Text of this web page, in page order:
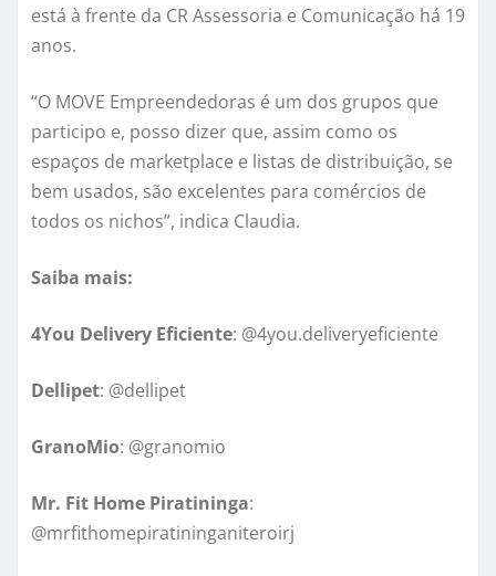
está à frente da CR Assessoria e Comunicação há 19
anos.
“O MOVE Empreendedoras é um dos grupos que
participo e, posso dizer que, assim como os
espaços de marketplace e listas de distribuição, se
bem usados, são excelentes para comércios de
todos os nichos”, indica Claudia.
Saiba mais:
4You Delivery Eficiente: @4you.deliveryeficiente
Dellipet: @dellipet
GranoMio: @granomio
Mr. Fit Home Piratininga:
@mrfithomepiratininganiteroirj